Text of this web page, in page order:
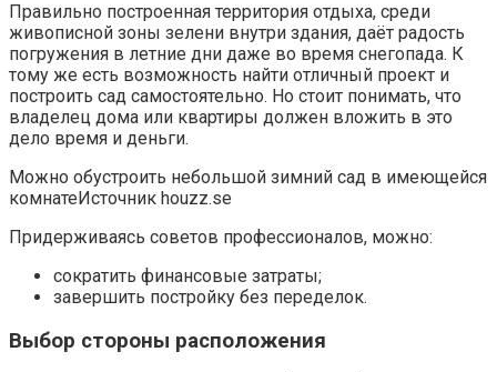
Правильно построенная территория отдыха, среди
живописной зоны зелени внутри здания, даёт радость
погружения в летние дни даже во время снегопада. К
тому же есть возможность найти отличный проект и
построить сад самостоятельно. Но стоит понимать, что
владелец дома или квартиры должен вложить в это
дело время и деньги.
Можно обустроить небольшой зимний сад в имеющейся
комнатеИсточник houzz.se
Придерживаясь советов профессионалов, можно:
сократить финансовые затраты;
завершить постройку без переделок.
Выбор стороны расположения